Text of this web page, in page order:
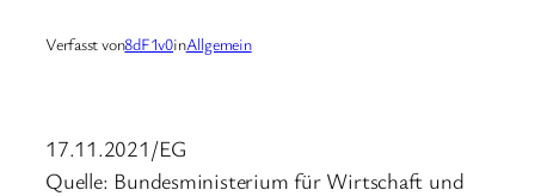
Verfasst von8dF1v0inAllgemein
17.11.2021/EG
Quelle: Bundesministerium für Wirtschaft und